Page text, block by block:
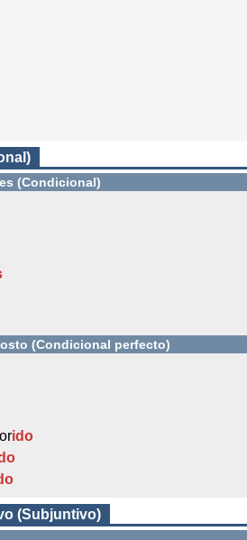
(Condicional)
(Condicional perfecto)
ido
(Subjuntivo)